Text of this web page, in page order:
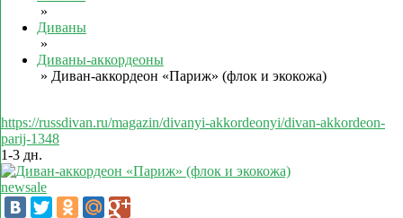
»
Диваны
»
Диваны-аккордеоны
» Диван-аккордеон «Париж» (флок и экокожа)
https://russdivan.ru/magazin/divanyi-akkordeonyi/divan-akkordeon-
parij-1348
1-3 дн.
newsale